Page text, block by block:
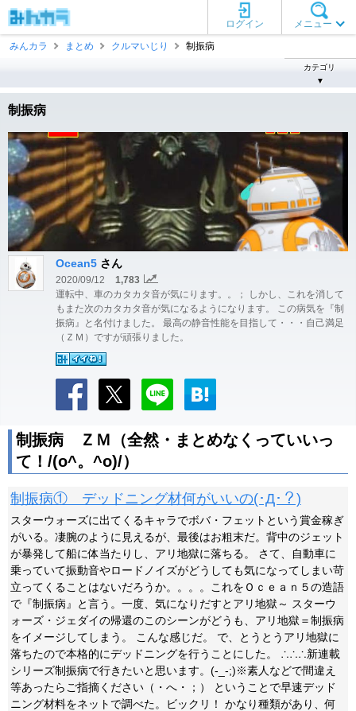
メニュー
ログイン
みんカラ
まとめ クルマいじり 制振病
カテゴリ
▼
制振病
Ocean5 さん
2020/09/12
1,783
運転中、車のカタカタ音が気にります。。； しかし、これを消して
もまた次のカタカタ音が気になるようになります。 この病気を『制
振病』と名付けました。 最高の静音性能を目指して・・・自己満足
（ＺＭ）ですが頑張りました。
制振病 ＺＭ（全然・まとめなくっていいっ
て！/(o^。^o)/）
制振病① デッドニング材何がいいの(･Д･？)
スターウォーズに出てくるキャラでボバ・フェットという賞金稼ぎ
がいる。凄腕のように見えるが、最後はお粗末だ。背中のジェット
が暴発して船に体当たりし、アリ地獄に落ちる。 さて、自動車に
乗っていて振動音やロードノイズがどうしても気になってしまい苛
立ってくることはないだろうか。。。。これをＯｃｅａｎ５の造語
で『制振病』と言う。一度、気になりだすとアリ地獄～ スターウ
ォーズ・ジェダイの帰還のこのシーンがどうも、アリ地獄＝制振病
をイメージしてしまう。 こんな感じだ。 で、とうとうアリ地獄に
落ちたので本格的にデッドニングを行うことにした。 ∴∴∴新連載
シリーズ制振病で行きたいと思います。(-_-;)※素人などで間違え
等あったらご指摘ください（・へ・；） ということで早速デッド
ニング材料をネットで調べた。ビックリ！ かなり種類があり、何